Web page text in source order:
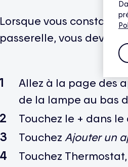
Lorsque vous constatez
passerelle, vous devez
Allez à la page des
de la lampe au bas
Touchez le + dans
Touchez Ajouter un
Touchez